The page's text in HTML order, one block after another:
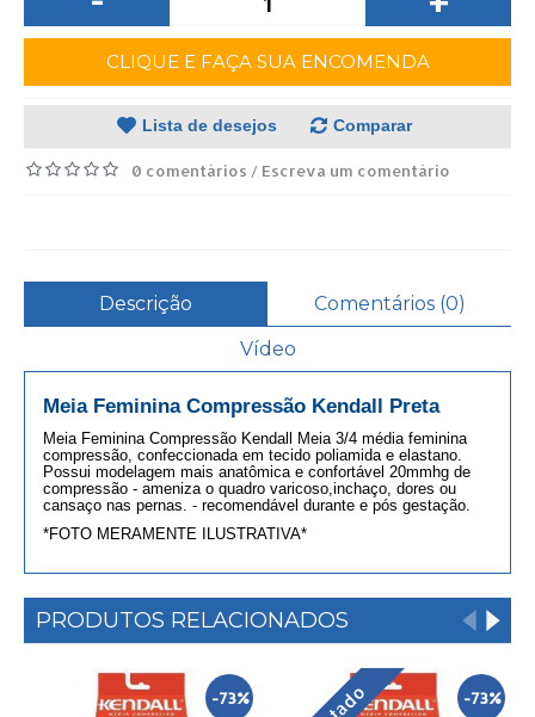
CLIQUE E FAÇA SUA ENCOMENDA
Lista de desejos Comparar
0 comentários / Escreva um comentário
Descrição
Comentários (0)
Vídeo
Meia Feminina Compressão Kendall Preta
Meia Feminina Compressão Kendall Meia 3/4 média feminina
compressão, confeccionada em tecido poliamida e elastano.
Possui modelagem mais anatômica e confortável 20mmhg de
compressão - ameniza o quadro varicoso,inchaço, dores ou
cansaço nas pernas. - recomendável durante e pós gestação.
*FOTO MERAMENTE ILUSTRATIVA*
PRODUTOS RELACIONADOS
-73% -73%